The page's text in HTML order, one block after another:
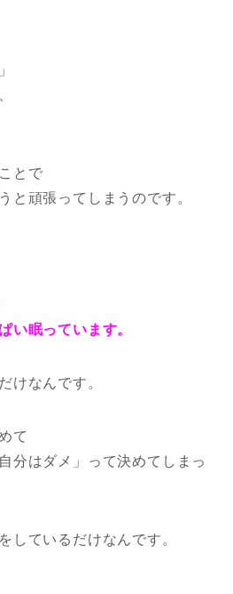
とで
と頑張ってしまうのです。
い眠っています。
けなんです。
て
分はダメ」って決めてしまっ
しているだけなんです。